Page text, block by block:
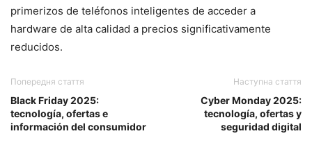
primerizos de teléfonos inteligentes de acceder a
hardware de alta calidad a precios significativamente
reducidos.
Попередня стаття
Black Friday 2025:
tecnología, ofertas e
información del consumidor
Наступна стаття
Cyber Monday 2025:
tecnología, ofertas y
seguridad digital